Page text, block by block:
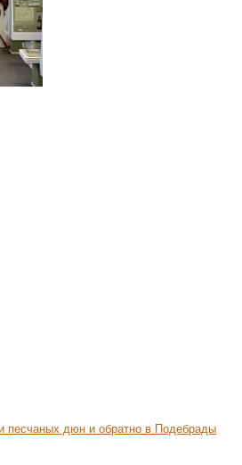
песчаных дюн и обратно в Подебрады